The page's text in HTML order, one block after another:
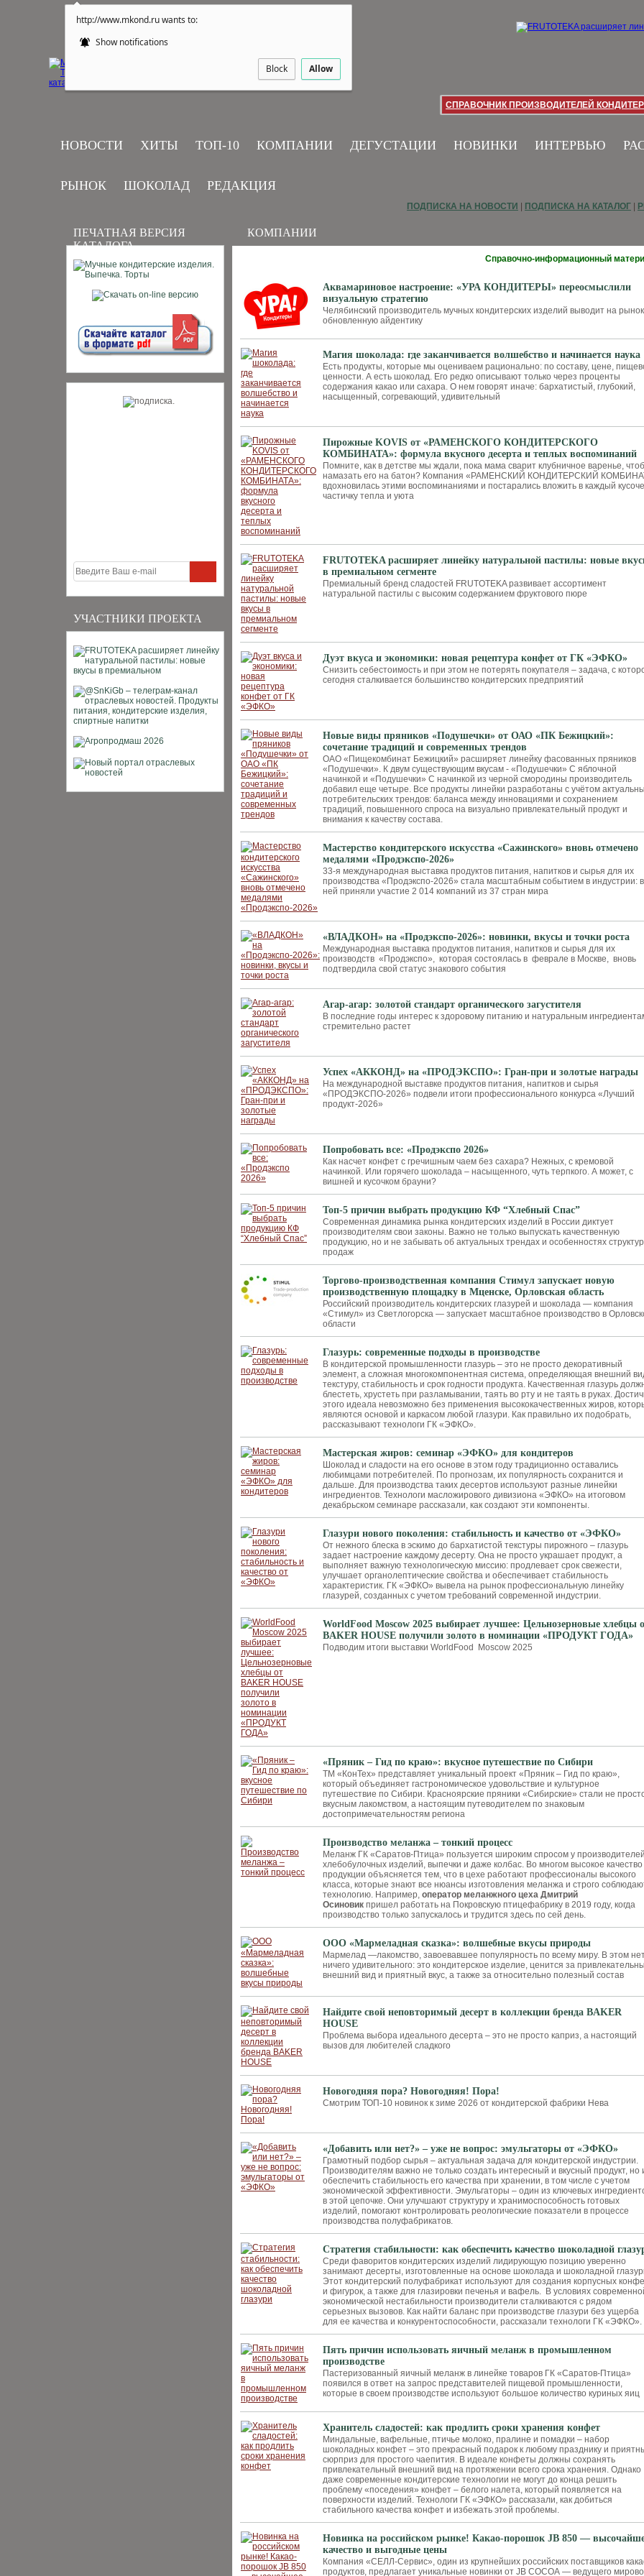
http://www.mkond.ru wants to:
Show notifications
Block Allow
СПРАВОЧНИК ПРОИЗВОДИТЕЛЕЙ
НОВОСТИ ХИТЫ ТОП-10 КОМПАНИИ ДЕГУСТАЦИИ НОВИНКИ ИНТЕРВЬЮ
РЫНОК ШОКОЛАД РЕДАКЦИЯ
ПЕЧАТНАЯ ВЕРСИЯ
КАТАЛОГА
УЧАСТНИКИ ПРОЕКТА
ПОДПИСКА НА НОВОСТИ ПОДПИСКА НА КАТАЛОГ
КОМПАНИИ
Справочно-информационный
Аквамариновое настроение: «УРА КОНДИТЕРЫ» переосмыслили
визуальную стратегию
Челябинский производитель мучных кондитерских изделий выводит на рынок
обновленную айдентику
Магия шоколада: где заканчивается волшебство и начинается наука
Есть продукты, которые мы оцениваем рационально: по составу, цене,
ценности. А есть шоколад. Его редко описывают только через проценты
содержания какао или сахара. О нем говорят иначе: бархатистый, глубокий,
насыщенный, согревающий, удивительный
Пирожные KOVIS от «РАМЕНСКОГО КОНДИТЕРСКОГО
КОМБИНАТА»: формула вкусного десерта и теплых воспоминаний
Помните, как в детстве мы ждали, пока мама сварит клубничное варенье,
намазать его на батон? Компания «РАМЕНСКИЙ КОНДИТЕРСКИЙ
вдохновилась этими воспоминаниями и постарались вложить в каждый
частичку тепла и уюта
FRUTOTEKA расширяет линейку натуральной пастилы: новые
в премиальном сегменте
Премиальный бренд сладостей FRUTOTEKA развивает ассортимент
натуральной пастилы с высоким содержанием фруктового пюре
Дуэт вкуса и экономики: новая рецептура конфет от ГК «ЭФКО»
Снизить себестоимость и при этом не потерять покупателя – задача, с
сегодня сталкивается большинство кондитерских предприятий
Новые виды пряников «Подушечки» от ОАО «ПК Бежицкий»:
сочетание традиций и современных трендов
ОАО «Пищекомбинат Бежицкий» расширяет линейку фасованных пряников
«Подушечки». К двум существующим вкусам - «Подушечки» С яблочной
начинкой и «Подушечки» С начинкой из черной смородины производитель
добавил еще четыре. Все продукты линейки разработаны с учётом
потребительских трендов: баланса между инновациями и сохранением
традиций, повышенного спроса на визуально привлекательный продукт и
внимания к качеству состава.
Мастерство кондитерского искусства «Сажинского» вновь отмечено
медалями «Продэкспо‑2026»
33‑я международная выставка продуктов питания, напитков и сырья для их
производства «Продэкспо‑2026» стала масштабным событием в индустрии: в
ней приняли участие 2 014 компаний из 37 стран мира
«ВЛАДКОН» на «Продэкспо-2026»: новинки, вкусы и точки роста
Международная выставка продуктов питания, напитков и сырья для их
производств «Продэкспо», которая состоялась в феврале в Москве, вновь
подтвердила свой статус знакового события
Агар-агар: золотой стандарт органического загустителя
В последние годы интерес к здоровому питанию и натуральным
стремительно растет
Успех «АККОНД» на «ПРОДЭКСПО»: Гран-при и золотые награды
На международной выставке продуктов питания, напитков и сырья
«ПРОДЭКСПО-2026» подвели итоги профессионального конкурса «Лучший
продукт-2026»
Попробовать все: «Продэкспо 2026»
Как насчет конфет с гречишным чаем без сахара? Нежных, с кремовой
начинкой. Или горячего шоколада – насыщенного, чуть терпкого. А может, с
вишней и кусочком брауни?
Топ-5 причин выбрать продукцию КФ “Хлебный Спас”
Современная динамика рынка кондитерских изделий в России диктует
производителям свои законы. Важно не только выпускать качественную
продукцию, но и не забывать об актуальных трендах и особенностях
продаж
Торгово-производственная компания Стимул запускает новую
производственную площадку в Мценске, Орловская область
Российский производитель кондитерских глазурей и шоколада — компания
«Стимул» из Светлогорска — запускает масштабное производство в
области
Глазурь: современные подходы в производстве
В кондитерской промышленности глазурь – это не просто декоративный
элемент, а сложная многокомпонентная система, определяющая внешний
текстуру, стабильность и срок годности продукта. Качественная глазурь
блестеть, хрустеть при разламывании, таять во рту и не таять в руках.
этого идеала невозможно без применения высококачественных жиров,
являются основой и каркасом любой глазури. Как правильно их подобрать,
рассказывают технологи ГК «ЭФКО».
Мастерская жиров: семинар «ЭФКО» для кондитеров
Шоколад и сладости на его основе в этом году традиционно оставались
любимцами потребителей. По прогнозам, их популярность сохранится и
дальше. Для производства таких десертов используют разные линейки
ингредиентов. Технологи масложирового дивизиона «ЭФКО» на итоговом
декабрьском семинаре рассказали, как создают эти компоненты.
Глазури нового поколения: стабильность и качество от «ЭФКО»
От нежного блеска в эскимо до бархатистой текстуры пирожного – глазурь
задает настроение каждому десерту. Она не просто украшает продукт, а
выполняет важную технологическую миссию: продлевает срок свежести,
улучшает органолептические свойства и обеспечивает стабильность
характеристик. ГК «ЭФКО» вывела на рынок профессиональную линейку
глазурей, созданных с учетом требований современной индустрии.
WorldFood Moscow 2025 выбирает лучшее: Цельнозерновые хлебцы
BAKER HOUSE получили золото в номинации «ПРОДУКТ ГОДА»
Подводим итоги выставки WorldFood Moscow 2025
«Пряник – Гид по краю»: вкусное путешествие по Сибири
ТМ «КонТех» представляет уникальный проект «Пряник – Гид по краю»,
который объединяет гастрономическое удовольствие и культурное
путешествие по Сибири. Красноярские пряники «Сибирские» стали не
вкусным лакомством, а настоящим путеводителем по знаковым
достопримечательностям региона
Производство меланжа – тонкий процесс
Меланж ГК «Саратов-Птица» пользуется широким спросом у производителей
хлебобулочных изделий, выпечки и даже колбас. Во многом высокое качество
продукции объясняется тем, что в цехе работают профессионалы высокого
класса, которые знают все нюансы изготовления меланжа и строго
технологию. Например, оператор меланжного цеха Дмитрий
Осиновик пришел работать на Покровскую птицефабрику в 2019 году, когда
производство только запускалось и трудится здесь по сей день.
ООО «Мармеладная сказка»: волшебные вкусы природы
Мармелад —лакомство, завоевавшее популярность по всему миру. В этом
ничего удивительного: это кондитерское изделие, ценится за
внешний вид и приятный вкус, а также за относительно полезный состав
Найдите свой неповторимый десерт в коллекции бренда BAKER
HOUSE
Проблема выбора идеального десерта – это не просто каприз, а настоящий
вызов для любителей сладкого
Новогодняя пора? Новогодняя! Пора!
Смотрим ТОП-10 новинок к зиме 2026 от кондитерской фабрики Нева
«Добавить или нет?» – уже не вопрос: эмульгаторы от «ЭФКО»
Грамотный подбор сырья – актуальная задача для кондитерской индустрии.
Производителям важно не только создать интересный и вкусный продукт, но
обеспечить стабильность его качества при хранении, в том числе с учетом
экономической эффективности. Эмульгаторы – один из ключевых
в этой цепочке. Они улучшают структуру и хранимоспособность готовых
изделий, помогают контролировать реологические показатели в процессе
производства полуфабрикатов.
Стратегия стабильности: как обеспечить качество шоколадной
Среди фаворитов кондитерских изделий лидирующую позицию уверенно
занимают десерты, изготовленные на основе шоколада и шоколадной
Этот кондитерский полуфабрикат используют для создания корпусных
и фигурок, а также для глазировки печенья и вафель. В условиях
экономической нестабильности производители сталкиваются с рядом
серьезных вызовов. Как найти баланс при производстве глазури без ущерба
для ее качества и конкурентоспособности, рассказали технологи ГК «ЭФКО».
Пять причин использовать яичный меланж в промышленном
производстве
Пастеризованный яичный меланж в линейке товаров ГК «Саратов-Птица»
появился в ответ на запрос представителей пищевой промышленности,
которые в своем производстве используют большое количество куриных яиц
Хранитель сладостей: как продлить сроки хранения конфет
Миндальные, вафельные, птичье молоко, пралине и помадки – набор
шоколадных конфет – это прекрасный подарок к любому празднику и
сюрприз для простого чаепития. В идеале конфеты должны сохранять
привлекательный внешний вид на протяжении всего срока хранения. Однако
даже современные кондитерские технологии не могут до конца решить
проблему «поседения» конфет – белого налета, который появляется на
поверхности изделий. Технологи ГК «ЭФКО» рассказали, как добиться
стабильного качества конфет и избежать этой проблемы.
Новинка на российском рынке! Какао-порошок JB 850 —
качество и выгодные цены
Компания «СЕЛЛ-Сервис», один из крупнейших российских поставщиков
продуктов, предлагает уникальные новинки от JB COCOA — ведущего